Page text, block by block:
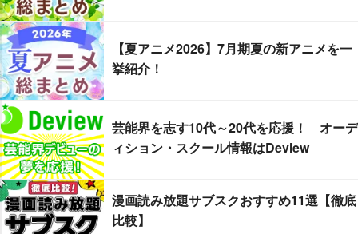
【夏アニメ2026】7月期夏の新アニメを一
挙紹介！
芸能界を志す10代～20代を応援！ オーデ
ィション・スクール情報はDeview
漫画読み放題サブスクおすすめ11選【徹底
比較】